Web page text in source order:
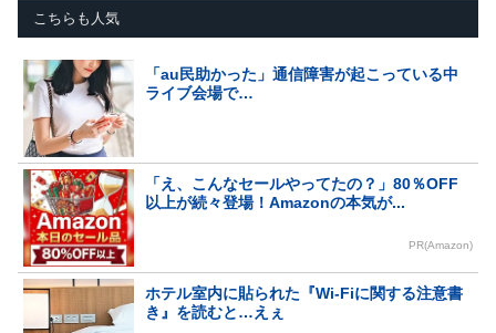
こちらも人気
「au民助かった」通信障害が起こっている中
ライブ会場で…
「え、こんなセールやってたの？」80％OFF
以上が続々登場！Amazonの本気が...
PR(Amazon)
ホテル室内に貼られた『Wi-Fiに関する注意書
き』を読むと…えぇ